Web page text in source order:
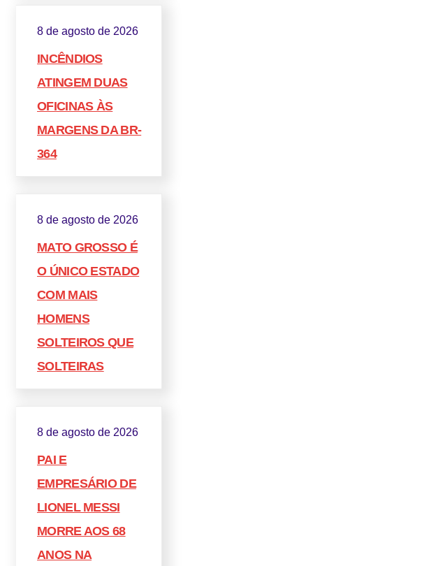
8 de agosto de 2026
INCÊNDIOS
ATINGEM DUAS
OFICINAS ÀS
MARGENS DA BR-
364
8 de agosto de 2026
MATO GROSSO É
O ÚNICO ESTADO
COM MAIS
HOMENS
SOLTEIROS QUE
SOLTEIRAS
8 de agosto de 2026
PAI E
EMPRESÁRIO DE
LIONEL MESSI
MORRE AOS 68
ANOS NA